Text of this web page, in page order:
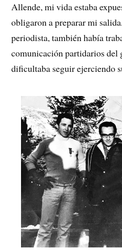
Allende, mi vida estaba
obligaron a preparar mi
periodista, también había
comunicación partidarios del
dificultaba seguir ejerciendo